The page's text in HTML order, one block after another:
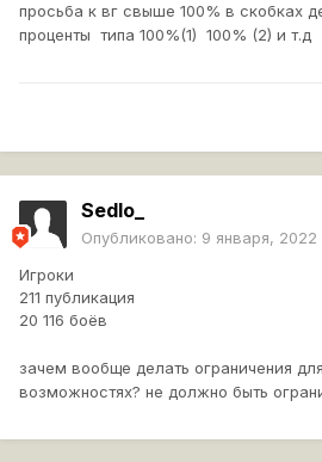
просьба к вг свыше 100% в скобках
проценты типа 100%(1) 100% (2) и т.д
Sedlo_
Опубликовано: 9 января, 2022
Игроки
211 публикация
20 116 боёв
зачем вообще делать ограничения
возможностях? не должно быть